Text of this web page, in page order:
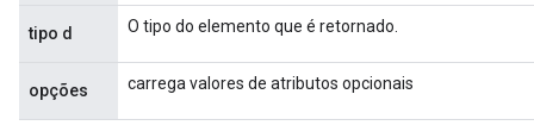
tipo d O tipo do elemento que é retornado.
opções carrega valores de atributos opcionais